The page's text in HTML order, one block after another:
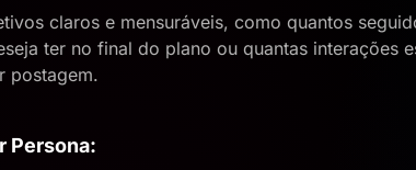
claros e mensuráveis, como quantos
ter no final do plano ou quantas interações
postagem.
Persona: